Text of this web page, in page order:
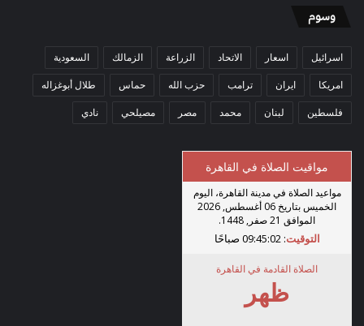
وسوم
اسرائيل اسعار الاتحاد الزراعة الزمالك السعودية
امريكا ايران ترامب حزب الله حماس طلال أبوغزاله
فلسطين لبنان محمد مصر مصيلحي نادي